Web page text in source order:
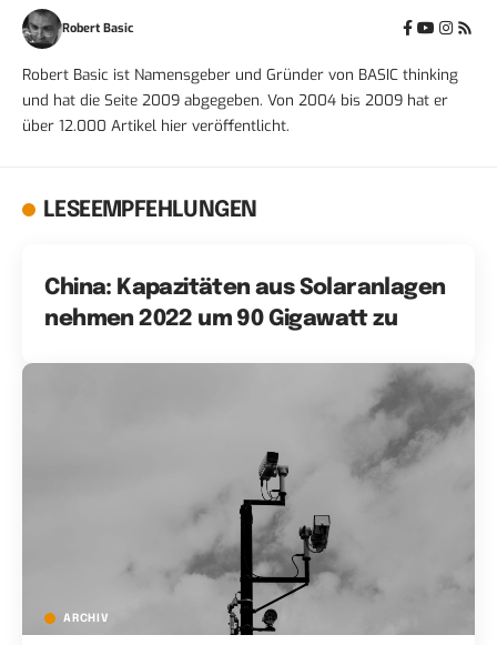
Robert Basic
Robert Basic ist Namensgeber und Gründer von BASIC thinking
und hat die Seite 2009 abgegeben. Von 2004 bis 2009 hat er
über 12.000 Artikel hier veröffentlicht.
LESEEMPFEHLUNGEN
China: Kapazitäten aus Solaranlagen
nehmen 2022 um 90 Gigawatt zu
ARCHIV